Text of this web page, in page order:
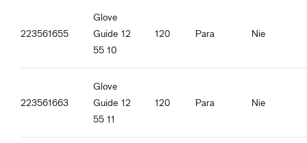
223561655
Glove
Guide
55 10
12 120 Para Nie
223561663
Glove
Guide
55 11
12 120 Para Nie